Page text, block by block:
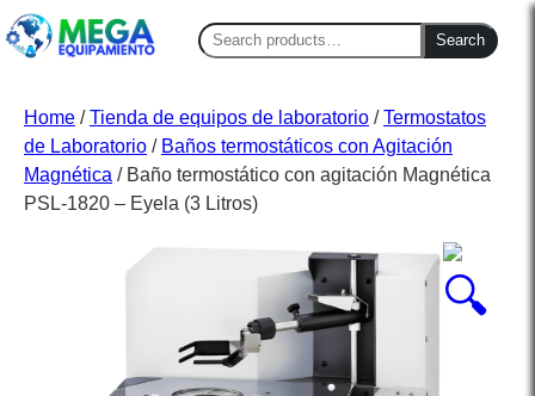
Search
for:
Search
Home /Tienda de equipos de laboratorio /Termostatos
de Laboratorio / Baños termostáticos con Agitación
Magnética / Baño termostático con agitación Magnética
PSL-1820 – Eyela (3 Litros)